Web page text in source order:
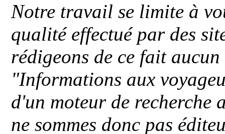
Notre travail se limite à
qualité effectué par des
rédigeons de ce fait
"Informations aux
d'un moteur de recherche
ne sommes donc pas